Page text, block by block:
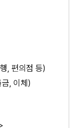
, 편의점 등)
, 이체)